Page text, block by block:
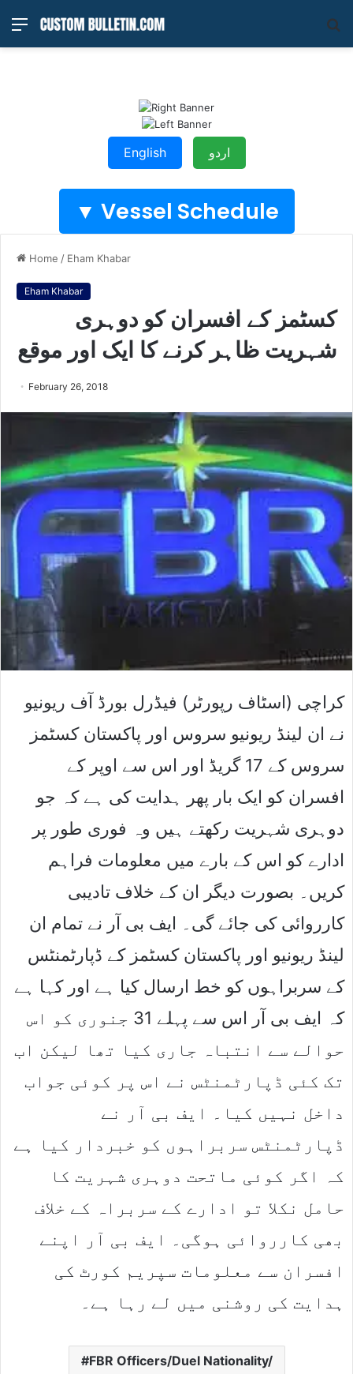
Menu
English اردو
Vessel Schedule ▼
Home / Eham Khabar
Eham Khabar
کسٹمز کے افسران کو دوہری
شہریت ظاہر کرنے کا ایک اور موقع
February 26, 2018
کراچی (اسٹاف رپورٹر) فیڈرل بورڈ آف ریونیو
نے ان لینڈ ریونیو سروس اور پاکستان کسٹمز
سروس کے 17 گریڈ اور اس سے اوپر کے
افسران کو ایک بار پھر ہدایت کی ہے کہ جو
دوہری شہریت رکھتے ہیں وہ فوری طور پر
ادارے کو اس کے بارے میں معلومات فراہم
کریں۔ بصورت دیگر ان کے خلاف تادیبی
کارروائی کی جائے گی۔ ایف بی آر نے تمام ان
لینڈ ریونیو اور پاکستان کسٹمز کے ڈپارٹمنٹس
کے سربراہوں کو خط ارسال کیا ہے اور کہا ہے
کہ ایف بی آر اس سے پہلے 31 جنوری کو اس
حوالے سے انتباہ جاری کیا تھا لیکن اب
تک کئی ڈپارٹمنٹس نے اس پر کوئی جواب
داخل نہیں کیا۔ ایف بی آر نے
ڈپارٹمنٹس سربراہوں کو خبردار کیا ہے
کہ اگر کوئی ماتحت دوہری شہریت کا
حامل نکلا تو ادارے کے سربراہ کے خلاف
بھی کارروائی ہوگی۔ ایف بی آر اپنے
افسران سے معلومات سپریم کورٹ کی
ہدایت کی روشنی میں لے رہا ہے۔
FBR Officers/Duel Nationality/